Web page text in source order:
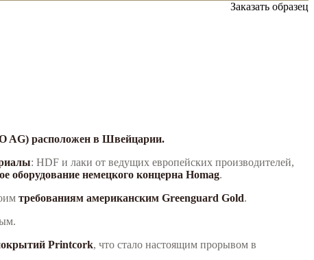
Заказать образец
AG) расположен в Швейцарии.
: HDF и лаки от ведущих европейских производителей,
оборудование немецкого концерна Homag.
требованиям американским Greenguard Gold.
Printcork, что стало настоящим прорывом в